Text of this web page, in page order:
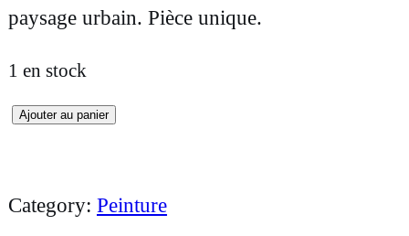
paysage urbain. Pièce unique.
1 en stock
qAjouter au panier
Category: Peinture